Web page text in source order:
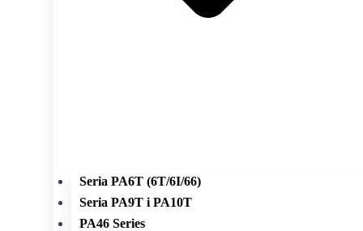
Seria PA6T (6T/6I/66)
Seria PA9T i PA10T
PA46 Series